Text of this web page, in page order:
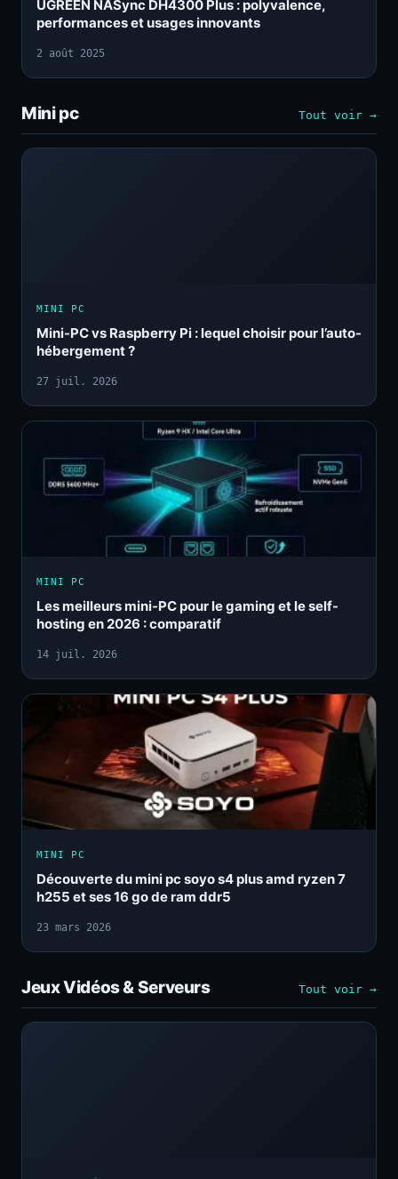
UGREEN NASync DH4300 Plus : polyvalence,
performances et usages innovants
2 août 2025
Mini pc Tout voir →
MINI PC
Mini-PC vs Raspberry Pi : lequel choisir pour l’auto-
hébergement ?
27 juil. 2026
MINI PC
Les meilleurs mini-PC pour le gaming et le self-
hosting en 2026 : comparatif
14 juil. 2026
MINI PC
Découverte du mini pc soyo s4 plus amd ryzen 7
h255 et ses 16 go de ram ddr5
23 mars 2026
Jeux Vidéos & Serveurs Tout voir →